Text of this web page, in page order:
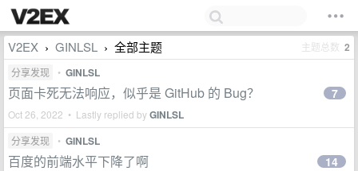
V2EX › GINLSL › 全部主题 主题总数 2
分享发现 • GINLSL
页面卡死无法响应，似乎是 GitHub 的 Bug？
Oct 26, 2022 • Lastly replied byGINLSL
7
分享发现 • GINLSL
百度的前端水平下降了啊 14